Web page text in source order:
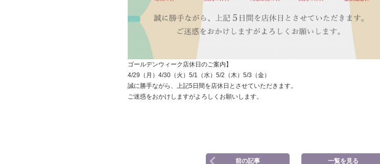
ゴールデンウィーク店休日のご案内】
4/29（月）4/30（火）5/1（水）5/2（木）5/3（金）
誠に勝手ながら、上記5日間を店休日とさせていただきます。
ご迷惑をおかけしますがよろしくお願いします。
前の記事 一覧を見る